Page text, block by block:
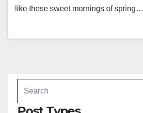
like these sweet mornings of spring…